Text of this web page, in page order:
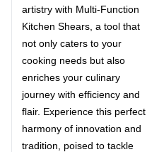
artistry with Multi-Function
Kitchen Shears, a tool that
not only caters to your
cooking needs but also
enriches your culinary
journey with efficiency and
flair. Experience this perfect
harmony of innovation and
tradition, poised to tackle